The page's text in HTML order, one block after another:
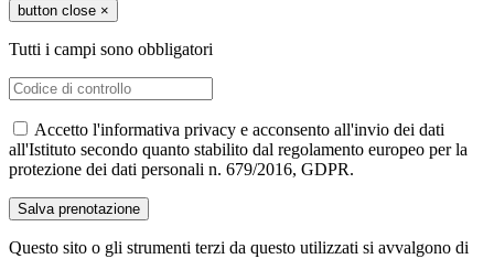
button close ×
Tutti i campi sono obbligatori
Accetto l'informativa privacy e acconsento all'invio dei dati
all'Istituto secondo quanto stabilito dal regolamento europeo per la
protezione dei dati personali n. 679/2016, GDPR.
Questo sito o gli strumenti terzi da questo utilizzati si avvalgono di